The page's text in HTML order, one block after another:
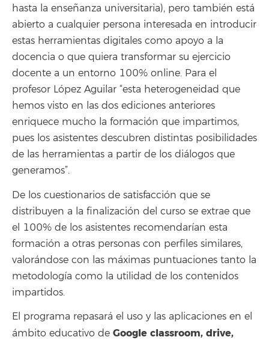
hasta la enseñanza universitaria), pero también está
abierto a cualquier persona interesada en introducir
estas herramientas digitales como apoyo a la
docencia o que quiera transformar su ejercicio
docente a un entorno 100% online. Para el
profesor López Aguilar “esta heterogeneidad que
hemos visto en las dos ediciones anteriores
enriquece mucho la formación que impartimos,
pues los asistentes descubren distintas posibilidades
de las herramientas a partir de los diálogos que
generamos”.
De los cuestionarios de satisfacción que se
distribuyen a la finalización del curso se extrae que
el 100% de los asistentes recomendarían esta
formación a otras personas con perfiles similares,
valorándose con las máximas puntuaciones tanto la
metodología como la utilidad de los contenidos
impartidos.
El programa repasará el uso y las aplicaciones en el
ámbito educativo de Google classroom, drive,